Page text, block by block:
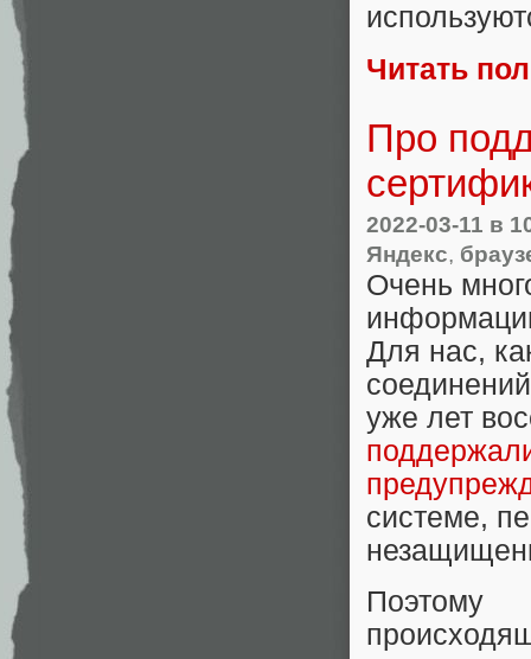
Читать
Про
2022-03-11 в
Яндекс,
Очень
Для нас,
уже лет
системе,
Поэтому